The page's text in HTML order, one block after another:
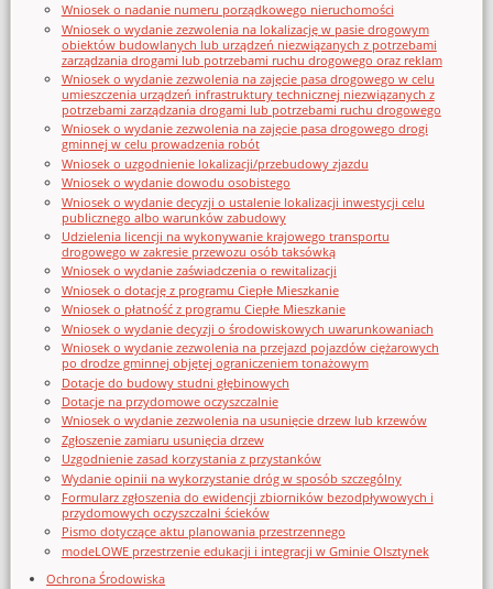
Wniosek o nadanie numeru porządkowego nieruchomości
Wniosek o wydanie zezwolenia na lokalizację w pasie drogowym
obiektów budowlanych lub urządzeń niezwiązanych z potrzebami
zarządzania drogami lub potrzebami ruchu drogowego oraz reklam
Wniosek o wydanie zezwolenia na zajęcie pasa drogowego w celu
umieszczenia urządzeń infrastruktury technicznej niezwiązanych z
potrzebami zarządzania drogami lub potrzebami ruchu drogowego
Wniosek o wydanie zezwolenia na zajęcie pasa drogowego drogi
gminnej w celu prowadzenia robót
Wniosek o uzgodnienie lokalizacji/przebudowy zjazdu
Wniosek o wydanie dowodu osobistego
Wniosek o wydanie decyzji o ustalenie lokalizacji inwestycji celu
publicznego albo warunków zabudowy
Udzielenia licencji na wykonywanie krajowego transportu
drogowego w zakresie przewozu osób taksówką
Wniosek o wydanie zaświadczenia o rewitalizacji
Wniosek o dotację z programu Ciepłe Mieszkanie
Wniosek o płatność z programu Ciepłe Mieszkanie
Wniosek o wydanie decyzji o środowiskowych uwarunkowaniach
Wniosek o wydanie zezwolenia na przejazd pojazdów ciężarowych
po drodze gminnej objętej ograniczeniem tonażowym
Dotacje do budowy studni głębinowych
Dotacje na przydomowe oczyszczalnie
Wniosek o wydanie zezwolenia na usunięcie drzew lub krzewów
Zgłoszenie zamiaru usunięcia drzew
Uzgodnienie zasad korzystania z przystanków
Wydanie opinii na wykorzystanie dróg w sposób szczególny
Formularz zgłoszenia do ewidencji zbiorników bezodpływowych i
przydomowych oczyszczalni ścieków
Pismo dotyczące aktu planowania przestrzennego
modeLOWE przestrzenie edukacji i integracji w Gminie Olsztynek
Ochrona Środowiska